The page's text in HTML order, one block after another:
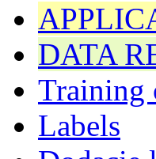
DATA
Training
Labels